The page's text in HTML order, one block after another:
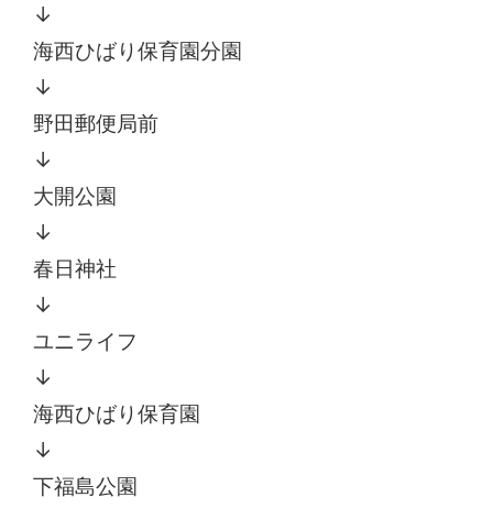
↓
海西ひばり保育園分園
↓
野田郵便局前
↓
大開公園
↓
春日神社
↓
ユニライフ
↓
海西ひばり保育園
↓
下福島公園